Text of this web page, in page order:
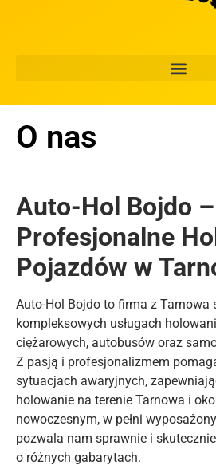
O nas
Auto-Hol Bojdo –
Profesjonalne
Pojazdów w
Auto-Hol Bojdo to firma z Tarnowa
kompleksowych usługach
ciężarowych, autobusów oraz
Z pasją i profesjonalizmem
sytuacjach awaryjnych,
holowanie na terenie Tarnowa i
nowoczesnym, w pełni
pozwala nam sprawnie i
o różnych gabarytach.